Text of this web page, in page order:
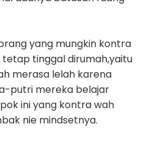
yang mungkin kontra
tinggal dirumah,yaitu
merasa lelah karena
putri mereka belajar
ini yang kontra wah
nie mindsetnya.